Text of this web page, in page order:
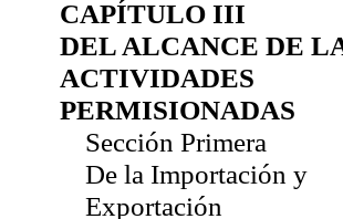
CAPÍTULO III
DEL ALCANCE DE
ACTIVIDADES
PERMISIONADAS
Sección Primera
De la Importación y
Exportación